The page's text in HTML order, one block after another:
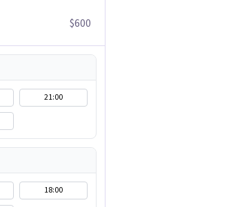
$600
21:00
18:00